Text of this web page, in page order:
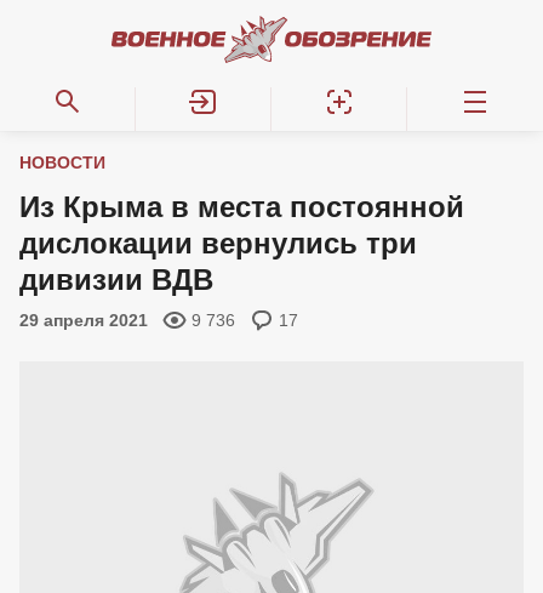
НОВОСТИ
Из Крыма в места постоянной
дислокации вернулись три
дивизии ВДВ
29 апреля 2021 9 736 17